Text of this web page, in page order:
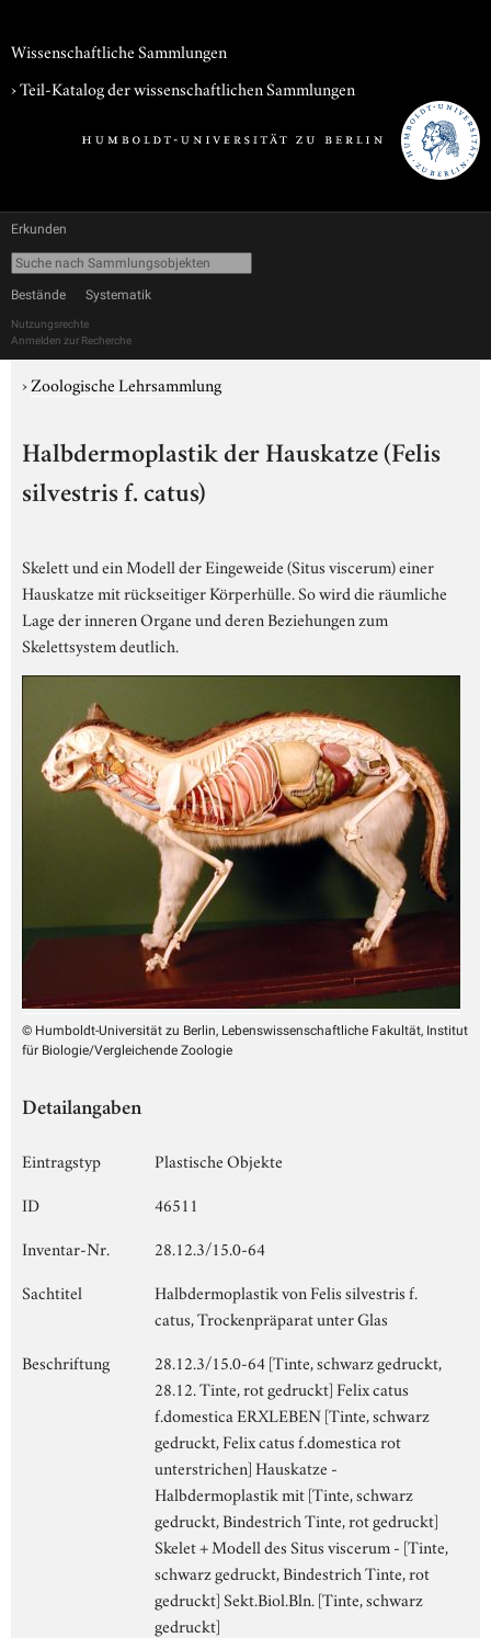
Wissenschaftliche Sammlungen
› Teil-Katalog der wissenschaftlichen Sammlungen
Erkunden
Bestände Systematik
Nutzungsrechte
Anmelden zur Recherche
›Zoologische Lehrsammlung
Halbdermoplastik der Hauskatze (Felis
silvestris f. catus)
Skelett und ein Modell der Eingeweide (Situs viscerum) einer
Hauskatze mit rückseitiger Körperhülle. So wird die räumliche
Lage der inneren Organe und deren Beziehungen zum
Skelettsystem deutlich.
© Humboldt-Universität zu Berlin, Lebenswissenschaftliche Fakultät, Institut
für Biologie/Vergleichende Zoologie
Detailangaben
Eintragstyp
Plastische Objekte
ID
46511
Inventar-Nr.
28.12.3/15.0-64
Sachtitel
Halbdermoplastik von Felis silvestris f.
catus, Trockenpräparat unter Glas
Beschriftung
28.12.3/15.0-64 [Tinte, schwarz gedruckt,
28.12. Tinte, rot gedruckt] Felix catus
f.domestica ERXLEBEN [Tinte, schwarz
gedruckt, Felix catus f.domestica rot
unterstrichen] Hauskatze -
Halbdermoplastik mit [Tinte, schwarz
gedruckt, Bindestrich Tinte, rot gedruckt]
Skelet + Modell des Situs viscerum - [Tinte,
schwarz gedruckt, Bindestrich Tinte, rot
gedruckt] Sekt.Biol.Bln. [Tinte, schwarz
gedruckt]